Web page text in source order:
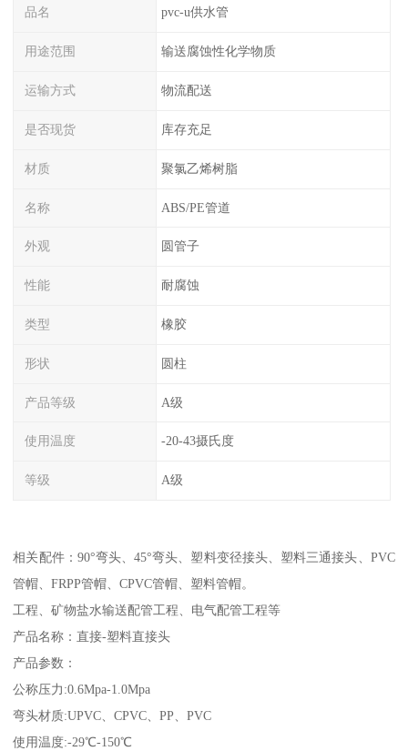
品名 pvc-u供水管
用途范围 输送腐蚀性化学物质
运输方式 物流配送
是否现货 库存充足
材质 聚氯乙烯树脂
名称 ABS/PE管道
外观 圆管子
性能 耐腐蚀
类型 橡胶
形状 圆柱
产品等级 A级
使用温度 -20-43摄氏度
等级 A级
相关配件：90°弯头、45°弯头、塑料变径接头、塑料三通接头、PVC
管帽、FRPP管帽、CPVC管帽、塑料管帽。
工程、矿物盐水输送配管工程、电气配管工程等
产品名称：直接-塑料直接头
产品参数：
公称压力:0.6Mpa-1.0Mpa
弯头材质:UPVC、CPVC、PP、PVC
使用温度:-29℃-150℃